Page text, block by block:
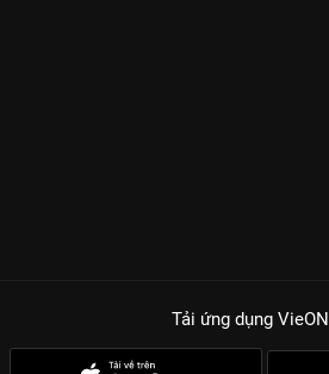
Tải ứng dụng VieON